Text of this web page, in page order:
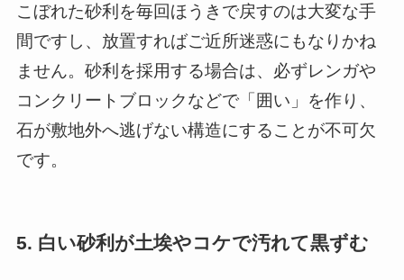
こぼれた砂利を毎回ほうきで戻すのは大変な手
間ですし、放置すればご近所迷惑にもなりかね
ません。砂利を採用する場合は、必ずレンガや
コンクリートブロックなどで「囲い」を作り、
石が敷地外へ逃げない構造にすることが不可欠
です。
5. 白い砂利が土埃やコケで汚れて黒ずむ